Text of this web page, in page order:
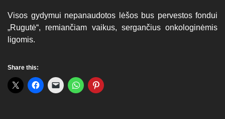
Visos gydymui nepanaudotos lėšos bus pervestos fondui
„Rugutė“, remiančiam vaikus, sergančius onkologinėmis
ligomis.
Share this: